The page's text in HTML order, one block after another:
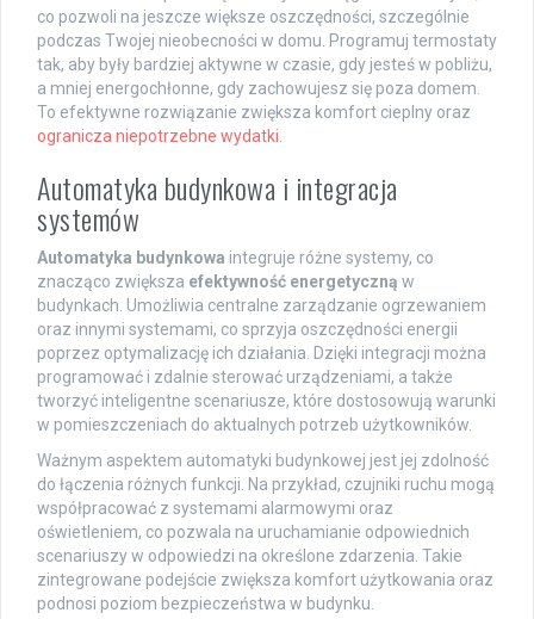
co pozwoli na jeszcze większe oszczędności, szczególnie
podczas Twojej nieobecności w domu. Programuj termostaty
tak, aby były bardziej aktywne w czasie, gdy jesteś w pobliżu,
a mniej energochłonne, gdy zachowujesz się poza domem.
To efektywne rozwiązanie zwiększa komfort cieplny oraz
ogranicza niepotrzebne wydatki
Automatyka budynkowa i integracja
systemów
Automatyka budynkowa integruje różne systemy, co
znacząco zwiększa efektywność energetyczną w
budynkach. Umożliwia centralne zarządzanie ogrzewaniem
oraz innymi systemami, co sprzyja oszczędności energii
poprzez optymalizację ich działania. Dzięki integracji można
programować i zdalnie sterować urządzeniami, a także
tworzyć inteligentne scenariusze, które dostosowują warunki
w pomieszczeniach do aktualnych potrzeb użytkowników.
Ważnym aspektem automatyki budynkowej jest jej zdolność
do łączenia różnych funkcji. Na przykład, czujniki ruchu mogą
współpracować z systemami alarmowymi oraz
oświetleniem, co pozwala na uruchamianie odpowiednich
scenariuszy w odpowiedzi na określone zdarzenia. Takie
zintegrowane podejście zwiększa komfort użytkowania oraz
podnosi poziom bezpieczeństwa w budynku.